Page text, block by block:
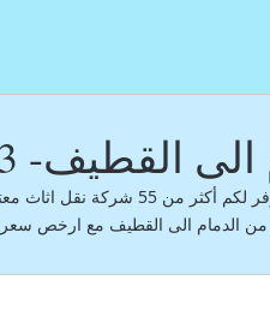
خصم 60%
شركة نقل عفش من الدمام الى القطيف شركة
الدمام الى القطيف مع ارخص سعر